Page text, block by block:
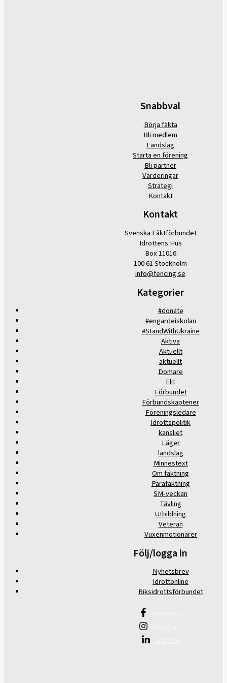
Snabbval
Börja fäkta
Bli medlem
Landslag
Starta en förening
Bli partner
Värderingar
Strategi
Kontakt
Kontakt
Svenska Fäktförbundet
Idrottens Hus
Box 11016
100 61 Stockholm
info@fencing.se
Kategorier
#donate
#engardeiskolan
#StandWithUkraine
Aktiva
Aktuellt
aktuellt
Domare
Elit
Förbundet
Förbundskaptener
Föreningsledare
Idrottspolitik
kansliet
Läger
landslag
Minnestext
Om fäktning
Parafäktning
SM-veckan
Tävling
Utbildning
Veteran
Vuxenmotionärer
Följ/logga in
Nyhetsbrev
Idrottonline
Riksidrottsförbundet